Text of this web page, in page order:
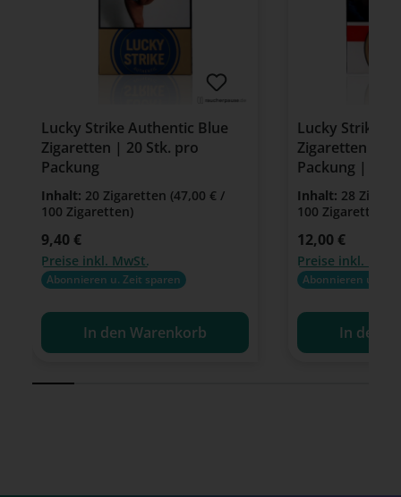
Lucky Strike Authentic Blue
Zigaretten | 20 Stk. pro
Packung
Inhalt: 20 Zigaretten (47,00 € /
100 Zigaretten)
Regulärer Preis:
9,40 €
Preise inkl. MwSt.
Abonnieren u. Zeit sparen
In den Warenkorb
Lucky Strike
Zigaretten |
Packung |
Inhalt: 28
100 Zigaretten)
Regulärer Preis:
12,00 €
Preise inkl.
Abonnieren u.
In den